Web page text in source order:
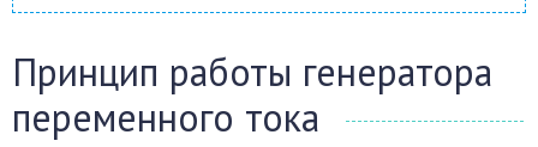
Принцип работы генератора
переменного тока